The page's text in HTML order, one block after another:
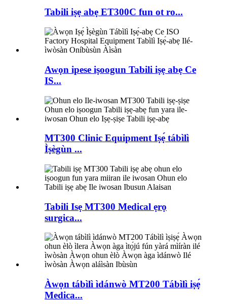
Tabili iṣẹ abẹ ET300C fun ot ro...
Awọn ipese iṣoogun Tabili iṣẹ abẹ Ce
IS...
MT300 Clinic Equipment Iṣẹ́ tábìlì
Ìṣègùn ...
Tabili Isẹ MT300 Medical ẹrọ
surgica...
Àwọn tábìlì ìdánwò MT200 Tábìlì iṣẹ́
Medica...